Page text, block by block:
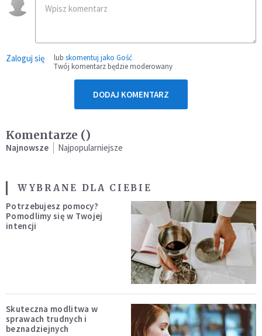
Zaloguj się lub skomentuj jako Gość
Twój komentarz będzie moderowany
DODAJ KOMENTARZ
Komentarze ()
Najnowsze Najpopularniejsze
WYBRANE DLA CIEBIE
Potrzebujesz pomocy?
Pomodlimy się w Twojej
intencji
Skuteczna modlitwa w
sprawach trudnych i
beznadziejnych